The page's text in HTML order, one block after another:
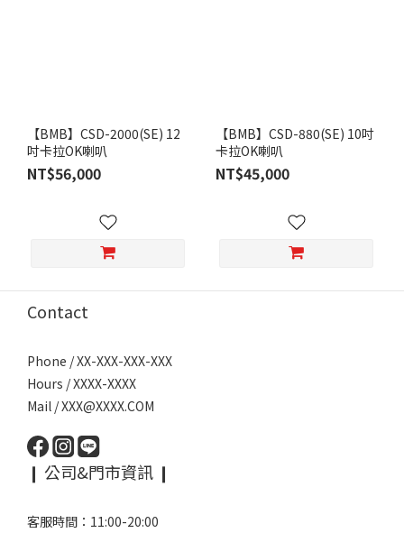
【BMB】CSD-2000(SE) 12
吋卡拉OK喇叭
NT$56,000
【BMB】CSD-880(SE) 10吋
卡拉OK喇叭
NT$45,000
Contact
Phone / XX-XXX-XXX-XXX
Hours / XXXX-XXXX
Mail / XXX@XXXX.COM
❙ 公司&門市資訊 ❙
客服時間：11:00-20:00